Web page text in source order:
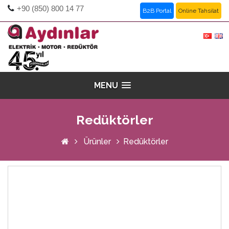
+90 (850) 800 14 77 B2B Portal Online Tahsilat
MENU
Redüktörler
Ürünler Redüktörler